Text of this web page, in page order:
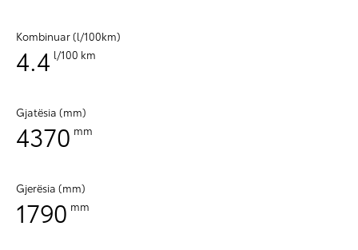
Kombinuar (l/100km)
4.4 l/100 km
Gjatësia (mm)
4370 mm
Gjerësia (mm)
1790 mm